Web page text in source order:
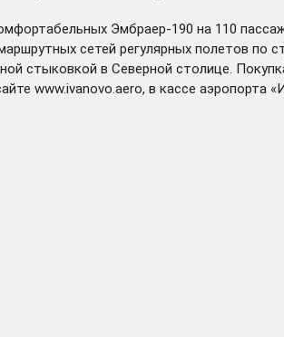
Эмбраер-190 на 110
сетей регулярных полетов по
стыковкой в Северной столице.
www.ivanovo.aero, в кассе аэропорта